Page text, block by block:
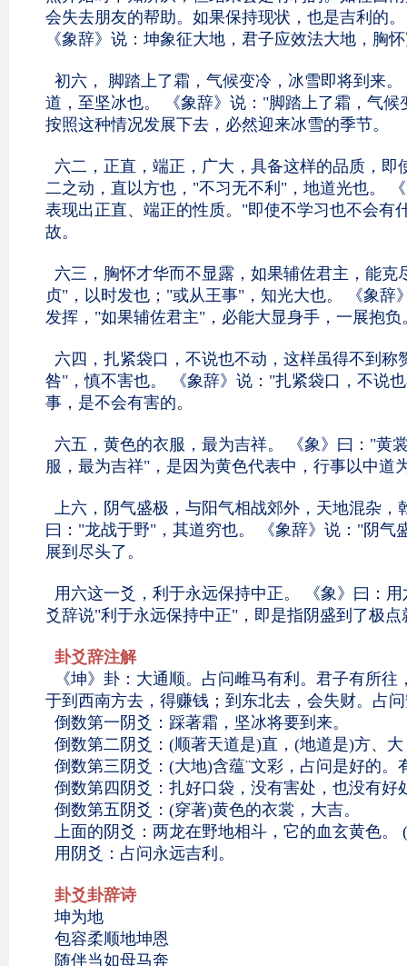
会失去朋友的帮助。如果保持现状，也是吉利的
《象辞》说：坤象征大地，君子应效法大地，胸
初六， 脚踏上了霜，气候变冷，冰雪即将到来
道，至坚冰也。 《象辞》说："脚踏上了霜，气
按照这种情况发展下去，必然迎来冰雪的季节。
六二，正直，端正，广大，具备这样的品质，
二之动，直以方也，"不习无不利"，地道光也。
表现出正直、端正的性质。"即使不学习也不会有
故。
六三，胸怀才华而不显露，如果辅佐君主，能
贞"，以时发也；"或从王事"，知光大也。 《象
发挥，"如果辅佐君主"，必能大显身手，一展抱负
六四，扎紧袋口，不说也不动，这样虽得不到
咎"，慎不害也。 《象辞》说："扎紧袋口，不说
事，是不会有害的。
六五，黄色的衣服，最为吉祥。 《象》曰："黄
服，最为吉祥"，是因为黄色代表中，行事以中道
上六，阴气盛极，与阳气相战郊外，天地混杂
曰："龙战于野"，其道穷也。 《象辞》说："阴气
展到尽头了。
用六这一爻，利于永远保持中正。 《象》曰：
爻辞说"利于永远保持中正"，即是指阴盛到了极
卦爻辞注解
《坤》卦：大通顺。占问雌马有利。君子有所
于到西南方去，得赚钱；到东北去，会失财。占
倒数第一阴爻：踩著霜，坚冰将要到来。
倒数第二阴爻：(顺著天道是)直，(地道是)方、
倒数第三阴爻：(大地)含蕴¨文彩，占问是好的
倒数第四阴爻：扎好口袋，没有害处，也没有好
倒数第五阴爻：(穿著)黄色的衣裳，大吉。
上面的阴爻：两龙在野地相斗，它的血玄黄色。
用阴爻：占问永远吉利。
卦爻卦辞诗
坤为地
包容柔顺地坤恩
随伴当如母马奔